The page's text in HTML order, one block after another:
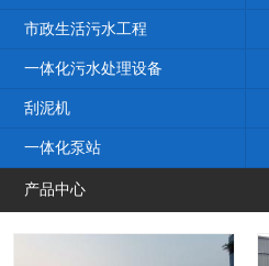
市政生活污水工程
一体化污水处理设备
刮泥机
一体化泵站
产品中心